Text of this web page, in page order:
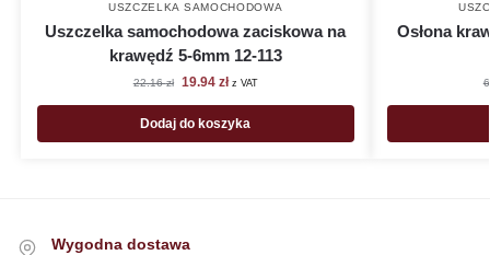
USZCZELKA SAMOCHODOWA
Uszczelka samochodowa zaciskowa na
krawędź 5-6mm 12-113
22.16zł 19.94 zł z VAT
Dodaj do koszyka
Osłona
Wygodna dostawa